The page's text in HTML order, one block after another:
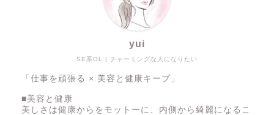
SE系OL | チャーミングな人になりたい
yui
「仕事を頑張る × 美容と健康キープ」
■美容と健康
美しさは健康からをモットーに、内側から綺麗になるこ